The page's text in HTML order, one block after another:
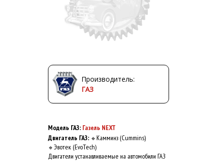
Производитель:
ГАЗ
Модель ГАЗ: Газель NEXT
Двигатель ГАЗ: 🔹 Камминз (Cummins)
🔹 Эвотек (EvoTech)
Двигатели устанавливаемые на автомобили ГАЗ